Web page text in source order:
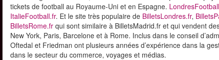
tickets de football au Royaume-Uni et en Espagne.
ItalieFootball.fr. Et le site très populaire de BilletsLondres.fr,
BilletsRome.fr qui sont similaire à BilletsMadrid.fr et qui vendent
New York, Paris, Barcelone et à Rome. Inclus dans le conseil
Oftedal et Friedman ont plusieurs années d’expérience dans la
dans le secteur du commerce, voyages et médias.